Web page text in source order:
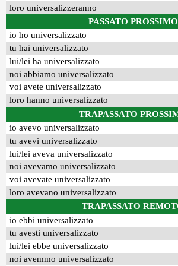
loro universalizzeranno
PASSATO PROSSIMO
io ho universalizzato
tu hai universalizzato
lui/lei ha universalizzato
noi abbiamo universalizzato
voi avete universalizzato
loro hanno universalizzato
TRAPASSATO
io avevo universalizzato
tu avevi universalizzato
lui/lei aveva universalizzato
noi avevamo universalizzato
voi avevate universalizzato
loro avevano universalizzato
TRAPASSATO
io ebbi universalizzato
tu avesti universalizzato
lui/lei ebbe universalizzato
noi avemmo universalizzato